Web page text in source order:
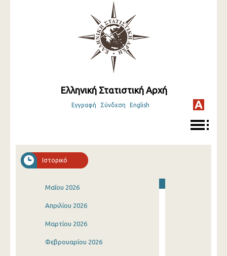
Ελληνική Στατιστική Αρχή
Εγγραφή Σύνδεση English
Ιστορικό
Μαΐου 2026
Απριλίου 2026
Μαρτίου 2026
Φεβρουαρίου 2026